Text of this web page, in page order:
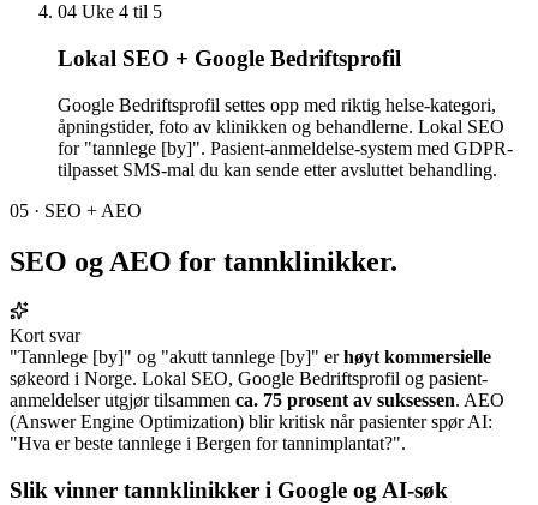
04 Uke 4 til 5
Lokal SEO + Google Bedriftsprofil
Google Bedriftsprofil settes opp med riktig helse-kategori,
åpningstider, foto av klinikken og behandlerne. Lokal SEO
for "tannlege [by]". Pasient-anmeldelse-system med GDPR-
tilpasset SMS-mal du kan sende etter avsluttet behandling.
05 · SEO + AEO
SEO og AEO for tannklinikker.
Kort svar
"Tannlege [by]" og "akutt tannlege [by]" erhøyt kommersielle
søkeord i Norge. Lokal SEO, Google Bedriftsprofil og pasient-
anmeldelser utgjør tilsammen ca. 75 prosent av suksessen. AEO
(Answer Engine Optimization) blir kritisk når pasienter spør AI:
"Hva er beste tannlege i Bergen for tannimplantat?".
Slik vinner tannklinikker i Google og AI-søk